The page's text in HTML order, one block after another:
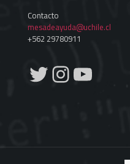
Contacto
mesadeayuda@uchile.cl
+562 29780911
Twitter
Instagram
YouTube